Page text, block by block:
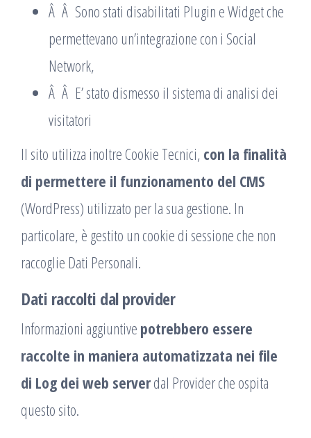
Â Â Sono stati disabilitati Plugin e Widget che
permettevano un’integrazione con i Social
Network,
Â Â E’ stato dismesso il sistema di analisi dei
visitatori
Il sito utilizza inoltre Cookie Tecnici, con la finalità
di permettere il funzionamento del CMS
(WordPress) utilizzato per la sua gestione. In
particolare, è gestito un cookie di sessione che non
raccoglie Dati Personali.
Dati raccolti dal provider
Informazioni aggiuntive potrebbero essere
raccolte in maniera automatizzata nei file
di Log dei web serverdal Provider che ospita
questo sito.